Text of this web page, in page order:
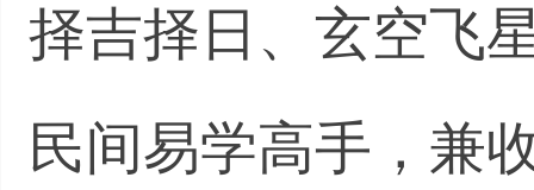
择吉择日、玄空飞
民间易学高手，兼